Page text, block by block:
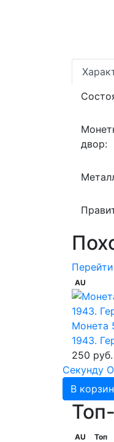
двор:
AU
Монета
1943.
250 руб.
Cекунду
В
AU Топ